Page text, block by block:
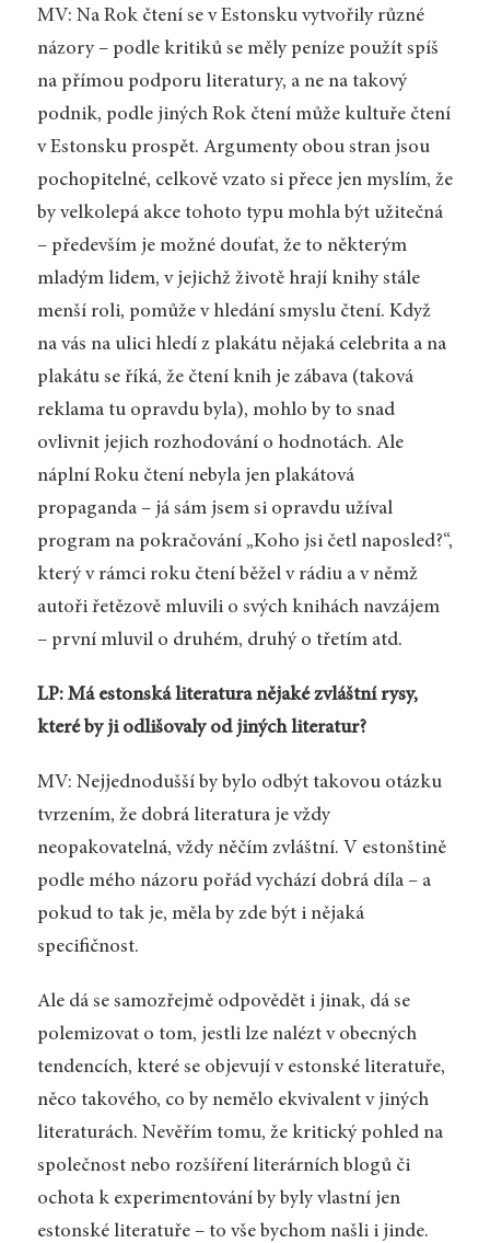
MV: Na Rok čtení se v Estonsku vytvořily různé
názory – podle kritiků se měly peníze použít spíš
na přímou podporu literatury, a ne na takový
podnik, podle jiných Rok čtení může kultuře čtení
v Estonsku prospět. Argumenty obou stran jsou
pochopitelné, celkově vzato si přece jen myslím, že
by velkolepá akce tohoto typu mohla být užitečná
– především je možné doufat, že to některým
mladým lidem, v jejichž životě hrají knihy stále
menší roli, pomůže v hledání smyslu čtení. Když
na vás na ulici hledí z plakátu nějaká celebrita a na
plakátu se říká, že čtení knih je zábava (taková
reklama tu opravdu byla), mohlo by to snad
ovlivnit jejich rozhodování o hodnotách. Ale
náplní Roku čtení nebyla jen plakátová
propaganda – já sám jsem si opravdu užíval
program na pokračování „Koho jsi četl naposled?“,
který v rámci roku čtení běžel v rádiu a v němž
autoři řetězově mluvili o svých knihách navzájem
– první mluvil o druhém, druhý o třetím atd.
LP: Má estonská literatura nějaké zvláštní rysy,
které by ji odlišovaly od jiných literatur?
MV: Nejjednodušší by bylo odbýt takovou otázku
tvrzením, že dobrá literatura je vždy
neopakovatelná, vždy něčím zvláštní. V estonštině
podle mého názoru pořád vychází dobrá díla – a
pokud to tak je, měla by zde být i nějaká
specifičnost.
Ale dá se samozřejmě odpovědět i jinak, dá se
polemizovat o tom, jestli lze nalézt v obecných
tendencích, které se objevují v estonské literatuře,
něco takového, co by nemělo ekvivalent v jiných
literaturách. Nevěřím tomu, že kritický pohled na
společnost nebo rozšíření literárních blogů či
ochota k experimentování by byly vlastní jen
estonské literatuře – to vše bychom našli i jinde.